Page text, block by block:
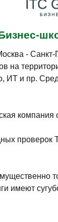
-
на
ИТ и пр.
имеют